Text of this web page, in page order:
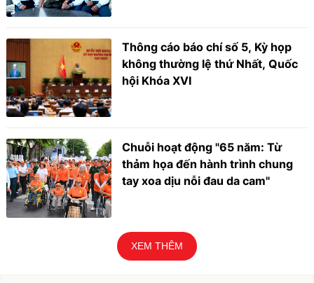
Thông cáo báo chí số 5, Kỳ họp
không thường lệ thứ Nhất, Quốc
hội Khóa XVI
Chuỗi hoạt động "65 năm: Từ
thảm họa đến hành trình chung
tay xoa dịu nỗi đau da cam"
XEM THÊM